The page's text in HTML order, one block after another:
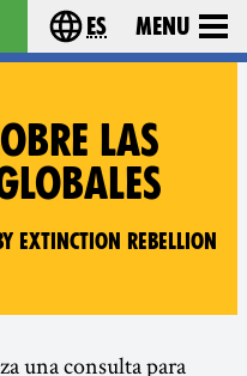
Choose your
es Menu
LAS
Extinction Rebellion
una consulta para